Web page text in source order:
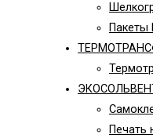
Пакеты
Печать